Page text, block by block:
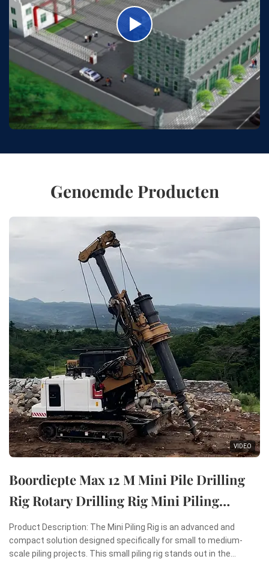
Genoemde Producten
VIDEO
Boordiepte Max 12 M Mini Pile Drilling
Rig Rotary Drilling Rig Mini Piling
Machine
Product Description: The Mini Piling Rig is an advanced and
compact solution designed specifically for small to medium-
scale piling projects. This small piling rig stands out in the